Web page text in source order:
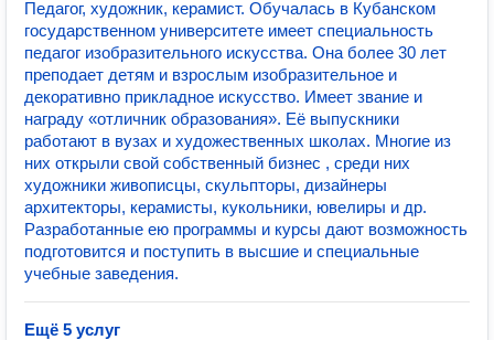
Педагог, художник, керамист. Обучалась в Кубанском
государственном университете имеет специальность
педагог изобразительного искусства. Она более 30 лет
преподает детям и взрослым изобразительное и
декоративно прикладное искусство. Имеет звание и
награду «отличник образования». Её выпускники
работают в вузах и художественных школах. Многие из
них открыли свой собственный бизнес , среди них
художники живописцы, скульпторы, дизайнеры
архитекторы, керамисты, кукольники, ювелиры и др.
Разработанные ею программы и курсы дают возможность
подготовится и поступить в высшие и специальные
учебные заведения.
Ещё 5 услуг